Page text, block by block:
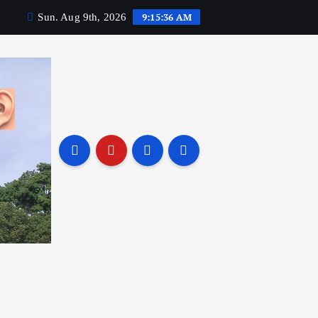
Sun. Aug 9th, 2026 9:15:37 AM